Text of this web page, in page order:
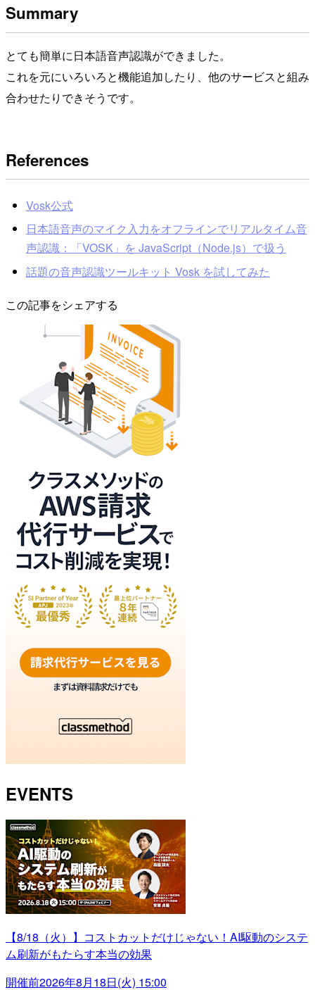
Summary
とても簡単に日本語音声認識ができました。
これを元にいろいろと機能追加したり、他のサービスと組み
合わせたりできそうです。
References
Vosk公式
日本語音声のマイク入力をオフラインでリアルタイム音
声認識：「VOSK」を JavaScript（Node.js）で扱う
話題の音声認識ツールキット Vosk を試してみた
この記事をシェアする
EVENTS
【8/18（火）】コストカットだけじゃない！AI駆動のシステ
ム刷新がもたらす本当の効果
開催前2026年8月18日(火) 15:00